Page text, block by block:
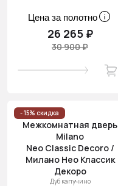
Цена за полотно
26 265 ₽
30 900 ₽
- 15% скидка
Межкомнатная дверь
Milano
Neo Classic Decoro /
Милано Нео Классик
Декоро
Дуб капучино